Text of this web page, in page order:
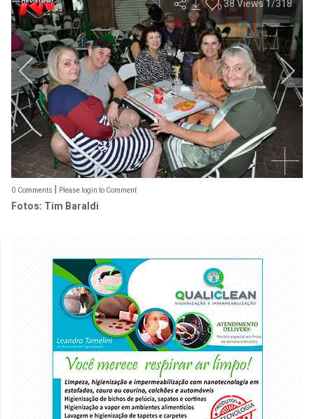
0 38Views1/318
0 Comments | Please login to Comment
Fotos: Tim Baraldi